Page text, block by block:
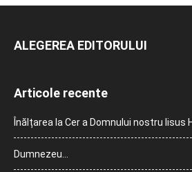
ALEGEREA EDITORULUI
Articole recente
Înălțarea la Cer a Domnului nostru Iisus
Dumnezeu…